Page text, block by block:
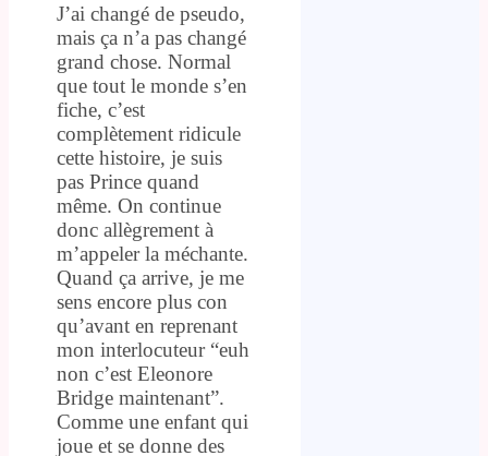
J’ai changé de pseudo,
mais ça n’a pas changé
grand chose. Normal
que tout le monde s’en
fiche, c’est
complètement ridicule
cette histoire, je suis
pas Prince quand
même. On continue
donc allègrement à
m’appeler la méchante.
Quand ça arrive, je me
sens encore plus con
qu’avant en reprenant
mon interlocuteur “euh
non c’est Eleonore
Bridge maintenant”.
Comme une enfant qui
joue et se donne des